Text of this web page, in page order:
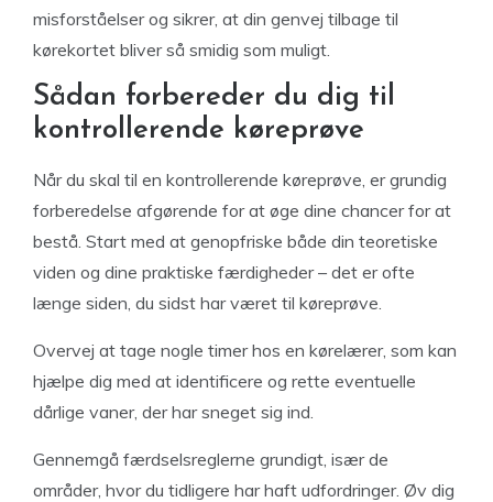
misforståelser og sikrer, at din genvej tilbage til
kørekortet bliver så smidig som muligt.
Sådan forbereder du dig til
kontrollerende køreprøve
Når du skal til en kontrollerende køreprøve, er grundig
forberedelse afgørende for at øge dine chancer for at
bestå. Start med at genopfriske både din teoretiske
viden og dine praktiske færdigheder – det er ofte
længe siden, du sidst har været til køreprøve.
Overvej at tage nogle timer hos en kørelærer, som kan
hjælpe dig med at identificere og rette eventuelle
dårlige vaner, der har sneget sig ind.
Gennemgå færdselsreglerne grundigt, især de
områder, hvor du tidligere har haft udfordringer. Øv dig